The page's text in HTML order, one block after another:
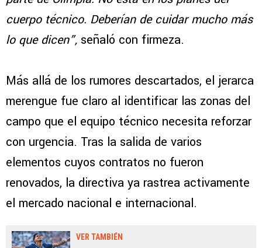
cuerpo técnico. Deberían de cuidar mucho más
lo que dicen”, señaló con firmeza.
Más allá de los rumores descartados, el jerarca
merengue fue claro al identificar las zonas del
campo que el equipo técnico necesita reforzar
con urgencia. Tras la salida de varios
elementos cuyos contratos no fueron
renovados, la directiva ya rastrea activamente
el mercado nacional e internacional.
VER TAMBIÉN